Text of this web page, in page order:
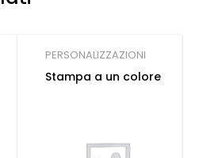
PERSONALIZZAZIONI
Stampa a un colore